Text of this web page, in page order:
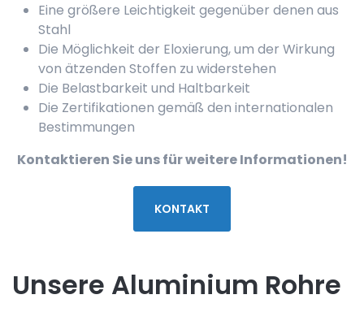
Eine größere Leichtigkeit gegenüber denen aus
Stahl
Die Möglichkeit der Eloxierung, um der Wirkung
von ätzenden Stoffen zu widerstehen
Die Belastbarkeit und Haltbarkeit
Die Zertifikationen gemäß den internationalen
Bestimmungen
Kontaktieren Sie uns für weitere Informationen!
KONTAKT
Unsere Aluminium Rohre